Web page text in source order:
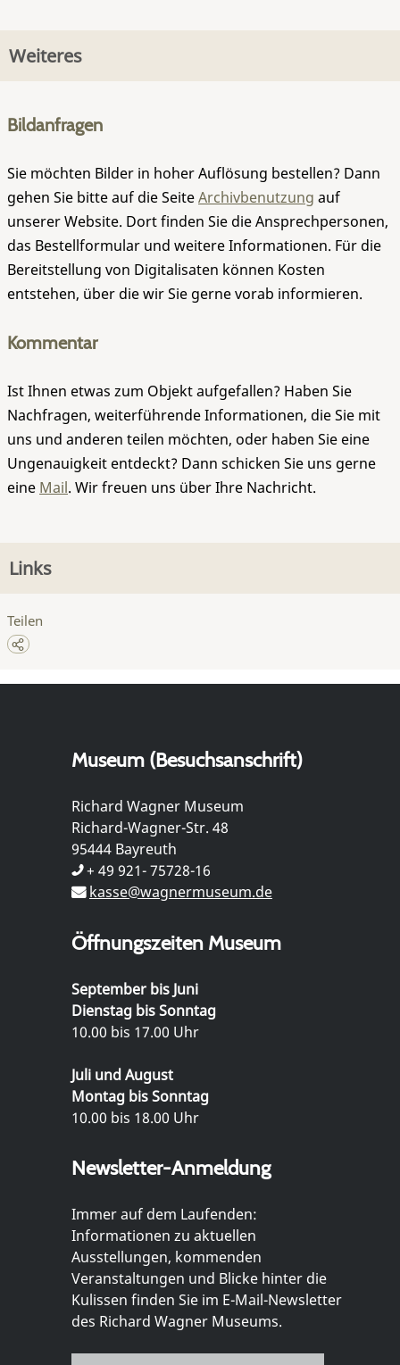
Weiteres
Bildanfragen
Sie möchten Bilder in hoher Auflösung bestellen? Dann
gehen Sie bitte auf die SeiteArchivbenutzung auf
unserer Website. Dort finden Sie die Ansprechpersonen,
das Bestellformular und weitere Informationen. Für die
Bereitstellung von Digitalisaten können Kosten
entstehen, über die wir Sie gerne vorab informieren.
Kommentar
Ist Ihnen etwas zum Objekt aufgefallen? Haben Sie
Nachfragen, weiterführende Informationen, die Sie mit
uns und anderen teilen möchten, oder haben Sie eine
Ungenauigkeit entdeckt? Dann schicken Sie uns gerne
eine Mail. Wir freuen uns über Ihre Nachricht.
Links
Teilen
Museum (Besuchsanschrift)
Richard Wagner Museum
Richard-Wagner-Str. 48
95444 Bayreuth
+ 49 921- 75728-16
kasse@wagnermuseum.de
Öffnungszeiten Museum
September bis Juni
Dienstag bis Sonntag
10.00 bis 17.00 Uhr
Juli und August
Montag bis Sonntag
10.00 bis 18.00 Uhr
Newsletter-Anmeldung
Immer auf dem Laufenden:
Informationen zu aktuellen
Ausstellungen, kommenden
Veranstaltungen und Blicke hinter die
Kulissen finden Sie im E-Mail-Newsletter
des Richard Wagner Museums.